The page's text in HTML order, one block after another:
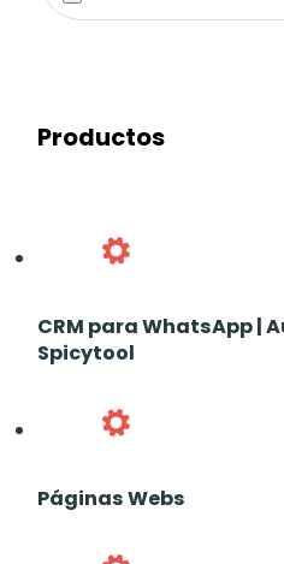
Productos
CRM para WhatsApp |
Spicytool
Páginas Webs